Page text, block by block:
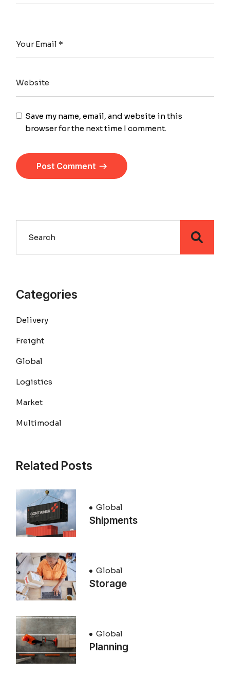
Save my name, email, and website in this
browser for the next time I comment.
Post Comment
Categories
Delivery
Freight
Global
Logistics
Market
Multimodal
Related Posts
Global
Shipments
Global
Storage
Global
Planning